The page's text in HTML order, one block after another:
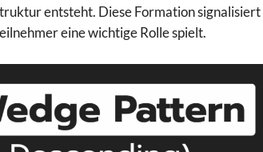
entsteht. Diese Formation signalisiert
eine wichtige Rolle spielt.